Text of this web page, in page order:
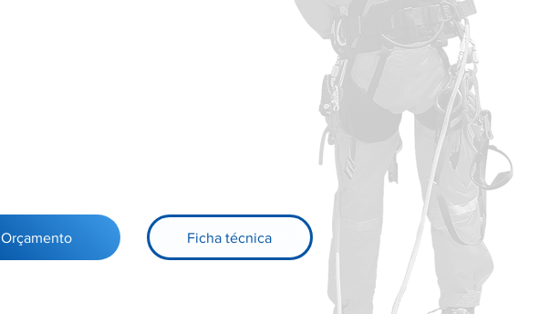
Ficha técnica
Orçamento